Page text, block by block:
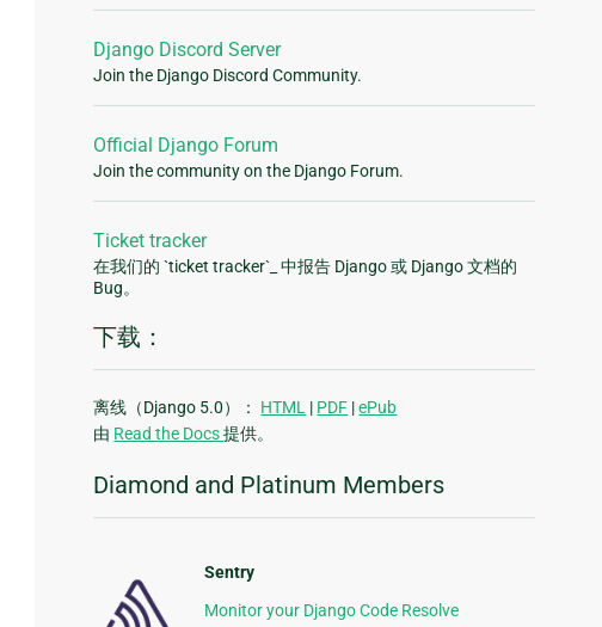
Django Discord Server
Join the Django Discord Community.
Official Django Forum
Join the community on the Django Forum.
Ticket tracker
在我们的 `ticket tracker`_ 中报告 Django 或 Django 文档的
Bug。
下载：
离线（Django 5.0）： HTML | PDF |ePub
由 Read the Docs提供。
Diamond and Platinum Members
Sentry
Monitor your Django Code Resolve